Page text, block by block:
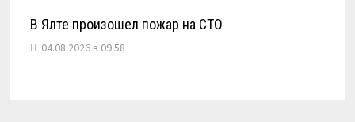
В Ялте произошел пожар на СТО
04.08.2026 в 09:58